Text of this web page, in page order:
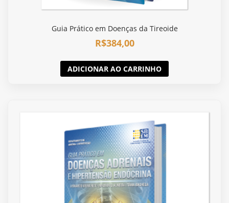
Guia Prático em Doenças da Tireoide
R$384,00
ADICIONAR AO CARRINHO